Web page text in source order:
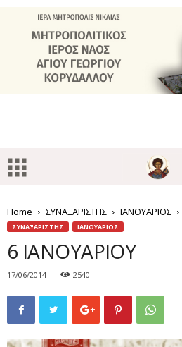
Home ΣΥΝΑΞΑΡΙΣΤΗΣ ΙΑΝΟΥΑΡΙΟΣ
ΣΥΝΑΞΑΡΙΣΤΗΣ ΙΑΝΟΥΑΡΙΟΣ
6 ΙΑΝΟΥΑΡΙΟΥ
17/06/2014 2540